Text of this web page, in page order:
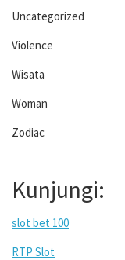
Uncategorized
Violence
Wisata
Woman
Zodiac
Kunjungi:
slot bet 100
RTP Slot